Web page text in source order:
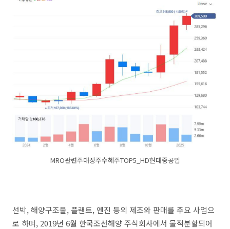
MRO관련주대장주수혜주TOP5_HD현대중공업
선박, 해양구조물, 플랜트, 엔진 등의 제조와 판매를 주요 사업으
로 하며, 2019년 6월 한국조선해양 주식회사에서 물적분할되어